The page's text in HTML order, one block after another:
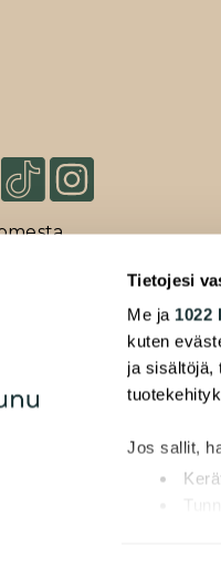
Tietojesi
Me ja 1022
kuten
ja sisältöjä,
Jos sallit,
© A-Kruunu Oy –